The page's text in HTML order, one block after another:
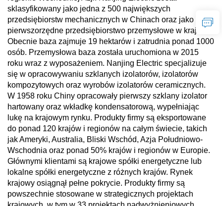
sklasyfikowany jako jedna z 500 największych
przedsiębiorstw mechanicznych w Chinach oraz jako
pierwszorzędne przedsiębiorstwo przemysłowe w kraju.
Obecnie baza zajmuje 19 hektarów i zatrudnia ponad 1000
osób. Przemysłowa baza została uruchomiona w 2015
roku wraz z wyposażeniem. Nanjing Electric specjalizuje
się w opracowywaniu szklanych izolatorów, izolatorów
kompozytowych oraz wyrobów izolatorów ceramicznych.
W 1958 roku Chiny opracowały pierwszy szklany izolator
hartowany oraz wkładkę kondensatorową, wypełniając
lukę na krajowym rynku. Produkty firmy są eksportowane
do ponad 120 krajów i regionów na całym świecie, takich
jak Ameryki, Australia, Bliski Wschód, Azja Południowo-
Wschodnia oraz ponad 50% krajów i regionów w Europie.
Głównymi klientami są krajowe spółki energetyczne lub
lokalne spółki energetyczne z różnych krajów. Rynek
krajowy osiągnął pełne pokrycie. Produkty firmy są
powszechnie stosowane w strategicznych projektach